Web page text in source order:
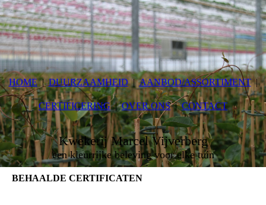
HOME DUURZAAMHEID AANBOD/ASSORTIMENT
CERTIFICERING OVER ONS CONTACT
Kwekerij Marcel Vijverberg
een kleurrijke beleving voor elke tuin
BEHAALDE CERTIFICATEN